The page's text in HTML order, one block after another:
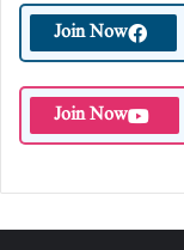
Join Now
Join Now